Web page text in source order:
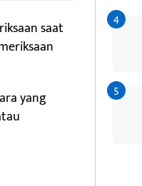
saat
yang